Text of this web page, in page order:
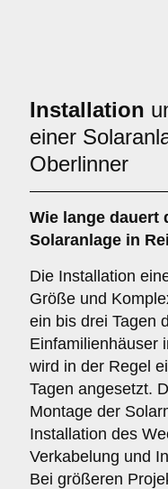
Installation
einer
Oberlinner
Wie lange dauert
Solaranlage in
Die Installation
Größe und
ein bis drei Tagen
Einfamilienhäuser
wird in der Regel
Tagen angesetzt.
Montage der
Installation des
Verkabelung und
Bei größeren